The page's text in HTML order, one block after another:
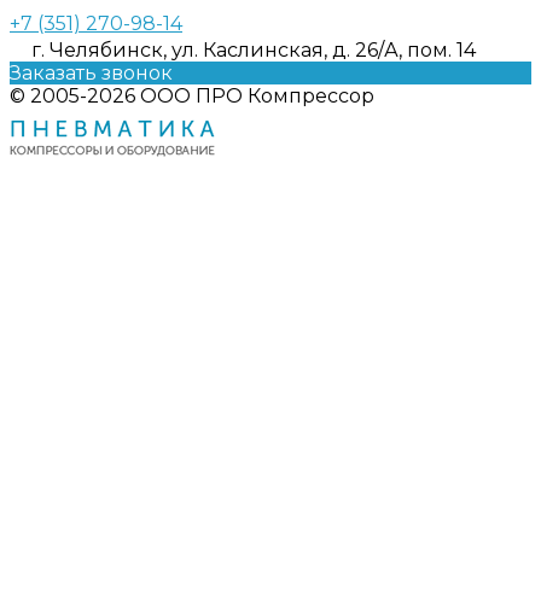
+7 (351) 270-98-14
г. Челябинск, ул. Каслинская, д. 26/А, пом. 14
Заказать звонок
© 2005-2026 ООО ПРО Компрессор